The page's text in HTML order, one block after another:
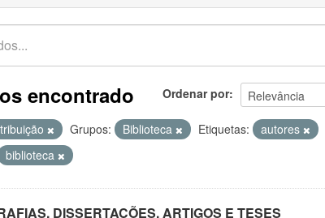
Ordenar por
encontrado
Grupos: Biblioteca Etiquetas:
autores
biblioteca
DISSERTAÇÕES, ARTIGOS E TESES